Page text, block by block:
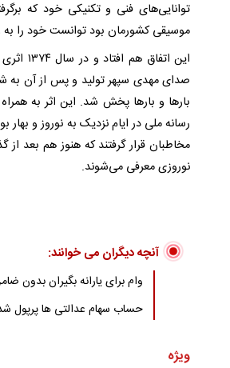
توانایی‌های فنی و تکنیکی خود که
موسیقی کشورمان بود توانست خود را به
این
صدای مهدی سپهر تولید و پس از آن به
بارها و بارها پخش شد. این اثر به
رسانه ملی در ایام نزدیک به نوروز و
مخاطبان قرار گرفتند که هنوز هم بعد از
نوروزی معرفی می‌شوند.
آنچه دیگران می خوانند:
وام برای یارانه بگیران بدون ضامن | وام فوری ۱۰ تا ۱۰۰
حساب سهام عدالتی ها پرپول
ویژه